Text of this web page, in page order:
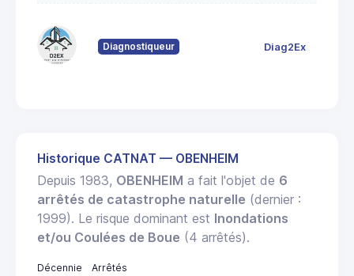
Diagnostiqueur Diag2Ex
Historique CATNAT — OBENHEIM
Depuis 1983, OBENHEIM a fait l'objet de 6
arrêtés de catastrophe naturelle (dernier :
1999). Le risque dominant est Inondations
et/ou Coulées de Boue (4 arrêtés).
Décennie
Arrêtés